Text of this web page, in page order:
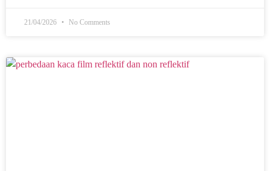
21/04/2026 No Comments